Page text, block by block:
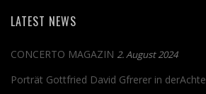
LATEST NEWS
CONCERTO MAGAZIN 2. August 2024
Porträt Gottfried David Gfrerer in derAchte